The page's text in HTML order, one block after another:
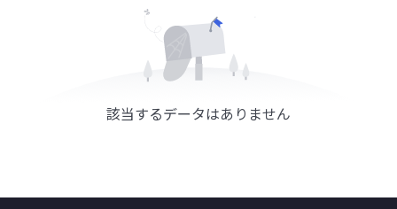
該当するデータはありません